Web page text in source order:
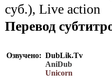
суб.), Live action
Перевод
Озвучено: DubLik.Tv
AniDub
Unicorn